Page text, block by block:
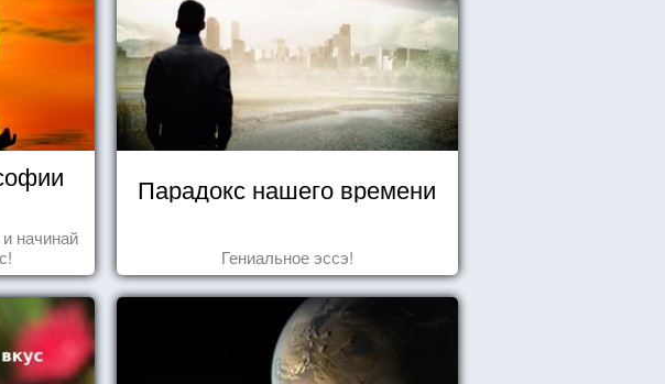
начинай
Парадокс нашего времени
Гениальное эссэ!